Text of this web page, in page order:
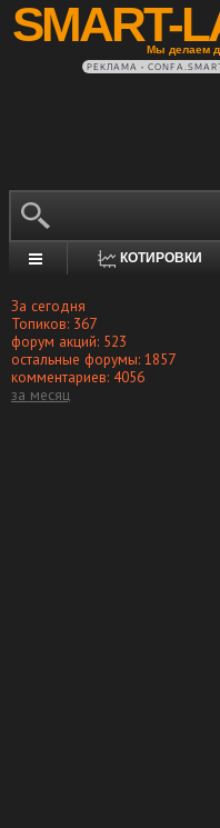
SMART-
Мы делаем
РЕКЛАМА •
КОТИРОВКИ
За сегодня
Топиков: 367
форум акций: 523
остальные форумы: 1857
комментариев: 4056
за месяц